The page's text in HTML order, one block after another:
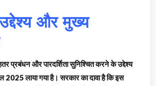
और मुख्य
प्रबंधन और पारदर्शिता सुनिश्चित करने के उद्देश्य
लाया गया है। सरकार का दावा है कि इस